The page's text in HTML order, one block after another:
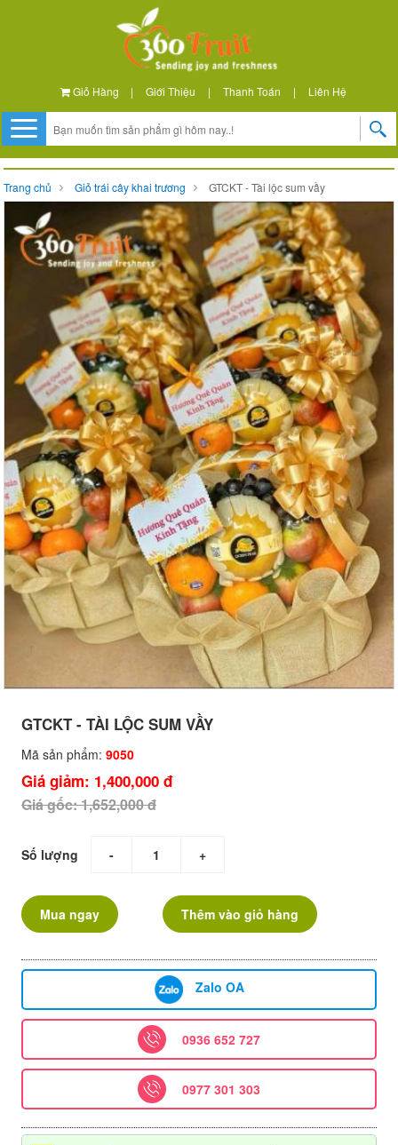
Giỏ Hàng | Giới Thiệu | Thanh Toán | Liên Hệ
Trang chủ Giỏ trái cây khai trương GTCKT - Tài lộc sum vầy
GTCKT - TÀI LỘC SUM VẦY
Mã sản phẩm: 9050
Giá giảm: 1,400,000 đ
Giá gốc: 1,652,000 đ
Số lượng - +
Mua ngay Thêm vào giỏ hàng
Zalo OA
0936 652 727
0977 301 303